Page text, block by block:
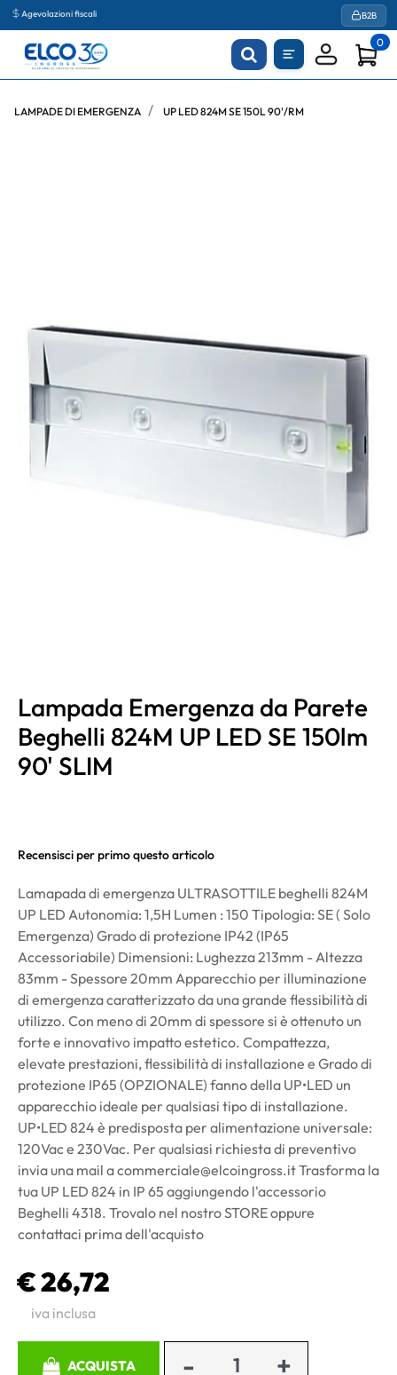
Agevolazioni fiscali B2B
0
LAMPADE DI EMERGENZA UP LED 824M SE 150L 90'/RM
Lampada Emergenza da Parete
Beghelli 824M UP LED SE 150lm
90' SLIM
Recensisci per primo questo articolo
Lamapada di emergenza ULTRASOTTILE beghelli 824M
UP LED Autonomia: 1,5H Lumen : 150 Tipologia: SE ( Solo
Emergenza) Grado di protezione IP42 (IP65
Accessoriabile) Dimensioni: Lughezza 213mm - Altezza
83mm - Spessore 20mm Apparecchio per illuminazione
di emergenza caratterizzato da una grande flessibilità di
utilizzo. Con meno di 20mm di spessore si è ottenuto un
forte e innovativo impatto estetico. Compattezza,
elevate prestazioni, flessibilità di installazione e Grado di
protezione IP65 (OPZIONALE) fanno della UP•LED un
apparecchio ideale per qualsiasi tipo di installazione.
UP•LED 824 è predisposta per alimentazione universale:
120Vac e 230Vac. Per qualsiasi richiesta di preventivo
invia una mail a commerciale@elcoingross.it Trasforma la
tua UP LED 824 in IP 65 aggiungendo l'accessorio
Beghelli 4318. Trovalo nel nostro STORE oppure
contattaci prima dell'acquisto
€ 26,72
iva inclusa
ACQUISTA